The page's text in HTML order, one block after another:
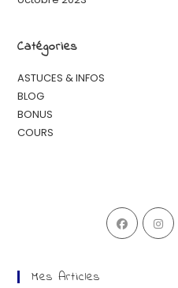
Catégories
ASTUCES & INFOS
BLOG
BONUS
COURS
Mes Articles